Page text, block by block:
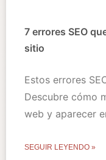
7 errores SEO
sitio
Estos errores
Descubre cómo
web y aparecer
SEGUIR LEYENDO »